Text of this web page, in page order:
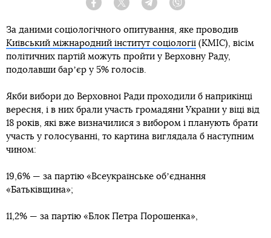
Facebook Twitter Telegram
За даними соціологічного опитування, яке проводив
Київський міжнародний інститут соціології (КМІС), вісім
політичних партій можуть пройти у Верховну Раду,
подолавши барʼєр у 5% голосів.
Якби вибори до Верховної Ради проходили б наприкінці
вересня, і в них брали участь громадяни України у віці від
18 років, які вже визначилися з вибором і планують брати
участь у голосуванні, то картина виглядала б наступним
чином:
19,6% — за партію «Всеукраїнське обʼєднання
«Батьківщина»;
11,2% — за партію «Блок Петра Порошенка»,